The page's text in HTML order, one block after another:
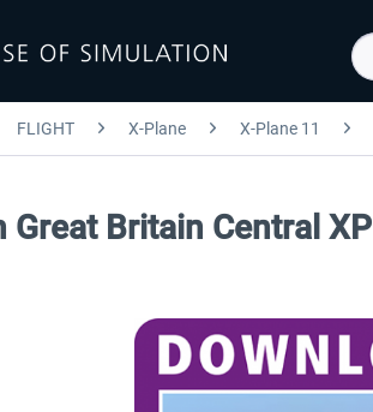
FLIGHT X-Plane X-Plane 11
Great Britain Central XP